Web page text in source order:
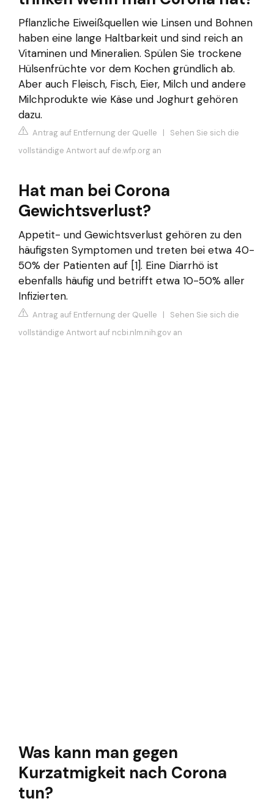
Pflanzliche Eiweißquellen wie Linsen und Bohnen
haben eine lange Haltbarkeit und sind reich an
Vitaminen und Mineralien. Spülen Sie trockene
Hülsenfrüchte vor dem Kochen gründlich ab.
Aber auch Fleisch, Fisch, Eier, Milch und andere
Milchprodukte wie Käse und Joghurt gehören
dazu.
Antrag auf Entfernung der Quelle | Sehen Sie sich die
vollständige Antwort auf de.wfp.org an
Hat man bei Corona
Gewichtsverlust?
Appetit- und Gewichtsverlust gehören zu den
häufigsten Symptomen und treten bei etwa 40-
50% der Patienten auf [1]. Eine Diarrhö ist
ebenfalls häufig und betrifft etwa 10-50% aller
Infizierten.
Antrag auf Entfernung der Quelle | Sehen Sie sich die
vollständige Antwort auf ncbi.nlm.nih.gov an
Was kann man gegen
Kurzatmigkeit nach Corona
tun?